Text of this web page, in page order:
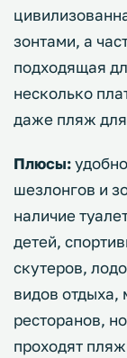
зонтами, а
подходящая
несколько
даже пляж для
Плюсы:
шезлонгов и
наличие
детей,
скутеров,
видов
ресторанов,
проходят